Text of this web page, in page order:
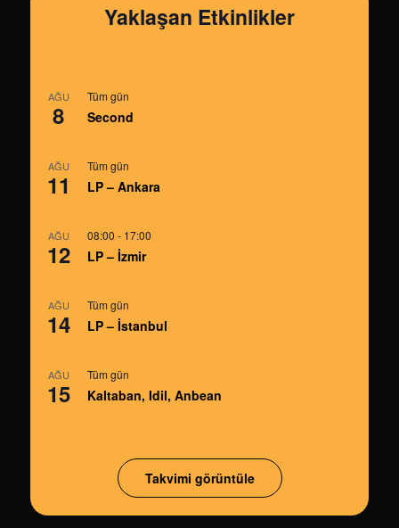
Yaklaşan Etkinlikler
AĞU
8
Tüm gün
Second
AĞU
11
Tüm gün
LP – Ankara
AĞU
12
08:00 - 17:00
LP – İzmir
AĞU
14
Tüm gün
LP – İstanbul
AĞU
15
Tüm gün
Kaltaban, Idil, Anbean
Takvimi görüntüle